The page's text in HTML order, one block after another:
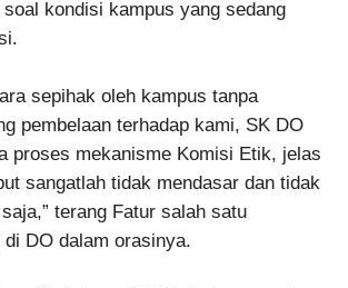
soal kondisi kampus yang sedang
sepihak oleh kampus tanpa
pembelaan terhadap kami, SK DO
proses mekanisme Komisi Etik, jelas
sangatlah tidak mendasar dan tidak
terang Fatur salah satu
DO dalam orasinya.